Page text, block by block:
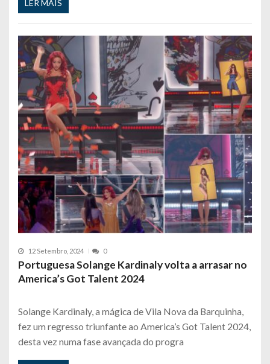
LER MAIS
12 Setembro, 2024 0
Portuguesa Solange Kardinaly volta a arrasar no
America’s Got Talent 2024
Solange Kardinaly, a mágica de Vila Nova da Barquinha,
fez um regresso triunfante ao America’s Got Talent 2024,
desta vez numa fase avançada do progra